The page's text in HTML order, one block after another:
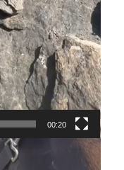
00:20